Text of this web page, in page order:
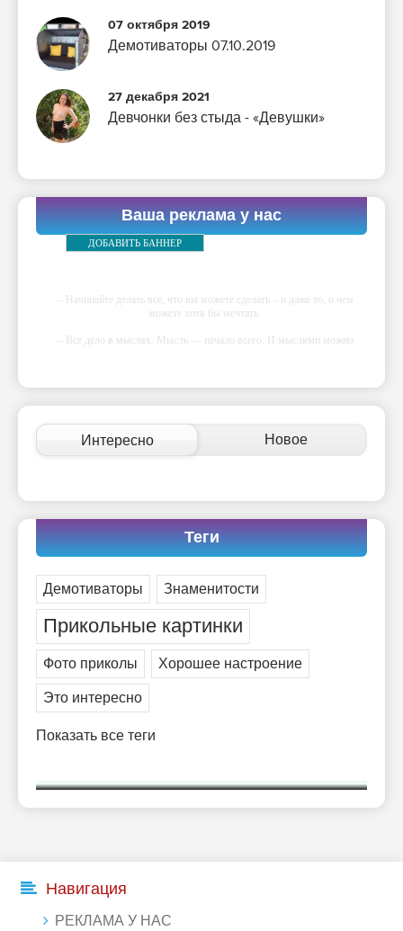
07 октября 2019
Демотиваторы 07.10.2019
27 декабря 2021
Девчонки без стыда - «Девушки»
Ваша реклама у нас
ДОБАВИТЬ БАННЕР
-- Начинайте делать все, что вы можете сделать – и даже то, о чем
можете хотя бы мечтать.
-- Все дело в мыслях. Мысль — начало всего. И мыслями можно
которую вы сами себе придумали.
-- Самое большое богатство — это ум. Самая большая нищета —
глупость. Из всех страхов самый пугающий — самолюбование.
его дал.
Интересно Новое
Теги
Демотиваторы Знаменитости
Прикольные картинки
Фото приколы
Хорошее настроение
Это интересно
Показать все теги
Навигация
РЕКЛАМА У НАС